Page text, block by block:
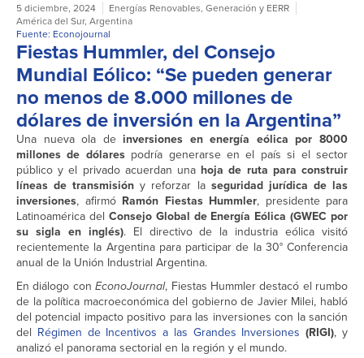
5 diciembre, 2024 Energías Renovables, Generación y EERR
América del Sur, Argentina
Fuente: Econojournal
Fiestas Hummler, del Consejo
Mundial Eólico: “Se pueden generar
no menos de 8.000 millones de
dólares de inversión en la Argentina”
Una nueva ola deinversiones en energía eólica por 8000
millones de dólarespodría generarse en el país si el sector
público y el privado acuerdan una hoja de ruta para construir
líneas de transmisión y reforzar la seguridad jurídica de las
inversiones, afirmó Ramón Fiestas Hummler, presidente para
Latinoamérica del Consejo Global de Energía Eólica (GWEC por
su sigla en inglés). El directivo de la industria eólica visitó
recientemente la Argentina para participar de la 30° Conferencia
anual de la Unión Industrial Argentina.
En diálogo conEconoJournal, Fiestas Hummler destacó el rumbo
de la política macroeconómica del gobierno de Javier Milei, habló
del potencial impacto positivo para las inversiones con la sanción
del Régimen de Incentivos a las Grandes Inversiones (RIGI), y
analizó el panorama sectorial en la región y el mundo.